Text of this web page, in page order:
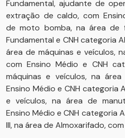
Fundamental, ajudante de
extração de caldo, com
de moto bomba, na área de
Fundamental e CNH categoria
área de máquinas e veículos,
com Ensino Médio e CNH
máquinas e veículos, na
Ensino Médio e CNH categoria
e veículos, na área de
Ensino Médio e CNH categoria
III, na área de Almoxarifado,